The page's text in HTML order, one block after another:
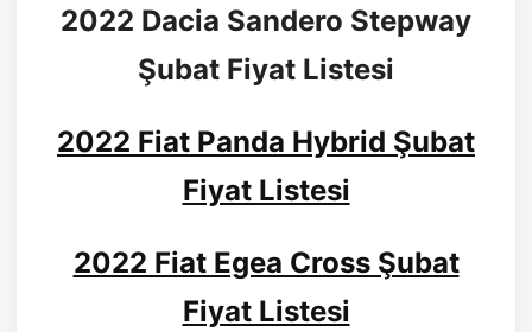
2022 Dacia Sandero Stepway
Şubat Fiyat Listesi
2022 Fiat Panda Hybrid Şubat
Fiyat Listesi
2022 Fiat Egea Cross Şubat
Fiyat Listesi